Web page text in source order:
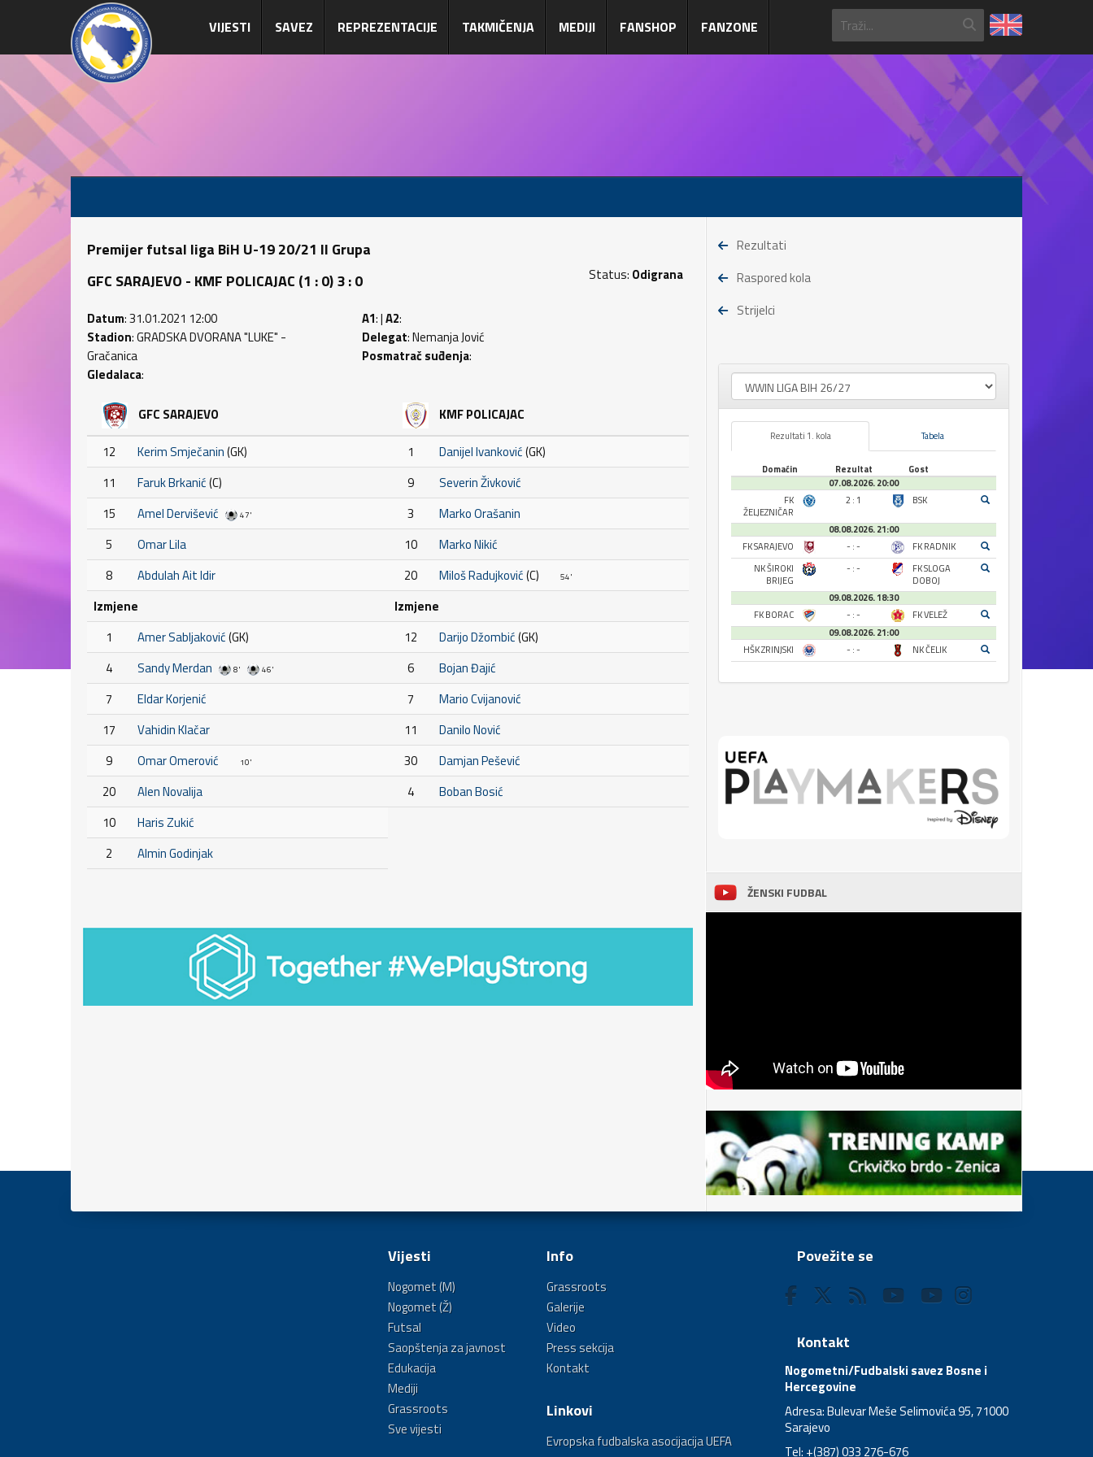
VIJESTI SAVEZ REPREZENTACIJE TAKMIČENJA MEDIJI FANSHOP FANZONE
Premijer futsal liga BiH U-19 20/21 II Grupa
GFC SARAJEVO - KMF POLICAJAC (1 : 0) 3 : 0
Status: Odigrana
Datum: 31.01.2021 12:00
Stadion: GRADSKA DVORANA "LUKE" -
Gračanica
Gledalaca:
A1: |A2:
Delegat: Nemanja Jović
Posmatrač suđenja:
GFC SARAJEVO
12 Kerim Smječanin(GK)
11
Faruk Brkanić(C)
15
Amel Dervišević 47'
5
Omar Lila
8
Abdulah Ait Idir
Izmjene
1
Amer Sabljaković(GK)
4
Sandy Merdan 8' 46'
7
Eldar Korjenić
17
Vahidin Klačar
9
Omar Omerović 10'
20
Alen Novalija
10
Haris Zukić
2
Almin Godinjak
KMF POLICAJAC
1 Danijel Ivanković(GK)
9
Severin Živković
3
Marko Orašanin
10
Marko Nikić
20
Miloš Radujković(C) 54'
Izmjene
12
Darijo Džombić(GK)
6
Bojan Đajić
7
Mario Cvijanović
11
Danilo Nović
30
Damjan Pešević
4
Boban Bosić
Rezultati
Raspored kola
Strijelci
Rezultati 1. kola Tabela
Domaćin Rezultat
Gost
07.08.2026. 20:00
FK
ŽELJEZNIČAR
2 : 1 BSK
08.08.2026. 21:00
FK SARAJEVO
- : -
FK RADNIK
NK ŠIROKI
BRIJEG
- : -
FK SLOGA
DOBOJ
09.08.2026. 18:30
FK BORAC
- : -
FK VELEŽ
09.08.2026. 21:00
HŠK ZRINJSKI
- : - NK ČELIK
ŽENSKI FUDBAL
Vijesti
Nogomet (M)
Nogomet (Ž)
Futsal
Saopštenja za javnost
Edukacija
Mediji
Grassroots
Sve vijesti
Info
Grassroots
Galerije
Video
Press sekcija
Kontakt
Linkovi
Evropska fudbalska asocijacija UEFA
Povežite se
Kontakt
Nogometni/Fudbalski savez Bosne i
Hercegovine
Adresa: Bulevar Meše Selimovića 95, 71000
Sarajevo
Tel: +(387) 033 276-676